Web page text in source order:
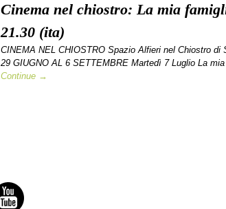
Cinema nel chiostro: La mia
21.30 (ita)
CINEMA NEL CHIOSTRO Spazio Alfieri nel Chiostro di
29 GIUGNO AL 6 SETTEMBRE Martedì 7 Luglio La
Continue →